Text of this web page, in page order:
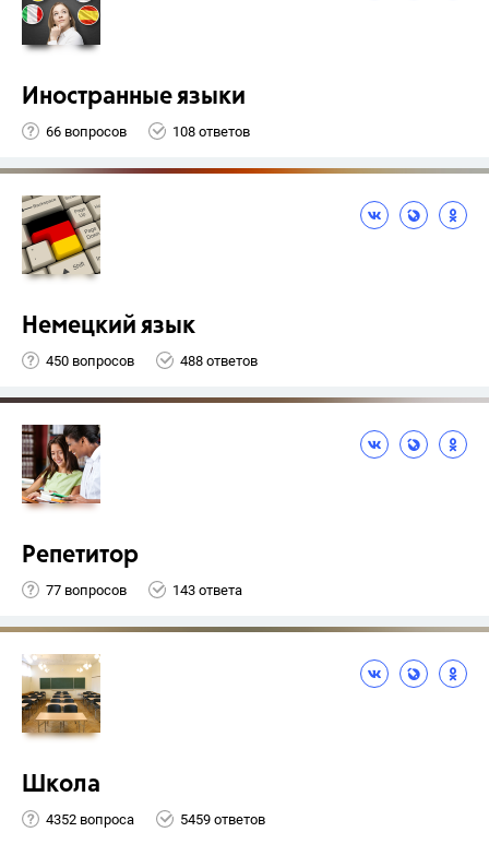
Иностранные языки
66 вопросов 108 ответов
Немецкий язык
450 вопросов 488 ответов
Репетитор
77 вопросов 143 ответа
Школа
4352 вопроса 5459 ответов